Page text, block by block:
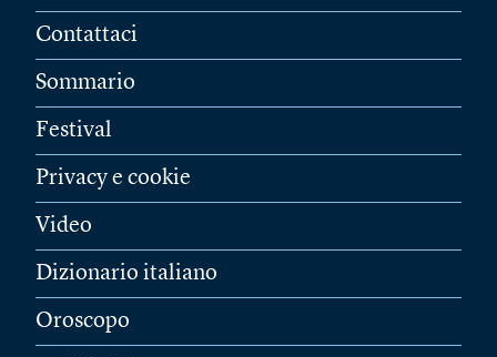
Contattaci
Sommario
Festival
Privacy e cookie
Video
Dizionario italiano
Oroscopo